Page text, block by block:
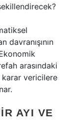
davranışının
arasındaki
vericilere
AYI VE